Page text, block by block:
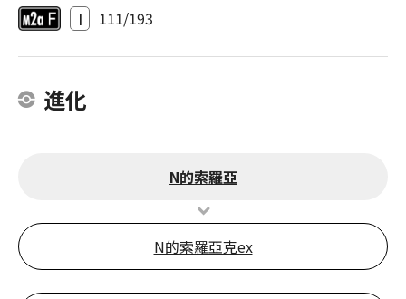
I 111/193
進化
N的索羅亞
N的索羅亞克ex